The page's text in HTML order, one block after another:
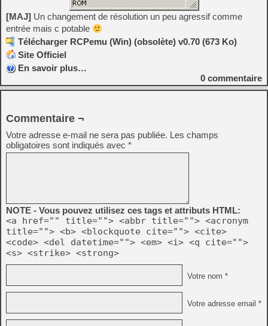
[MAJ] Un changement de résolution un peu agressif comme
entrée mais c potable
Télécharger RCPemu (Win) (obsolète) v0.70 (673 Ko)
Site Officiel
En savoir plus…
0 commentaire
Commentaire ¬
Votre adresse e-mail ne sera pas publiée. Les champs
obligatoires sont indiqués avec *
NOTE - Vous pouvez utilisez ces tags et attributs HTML:
<a href="" title=""> <abbr title=""> <acronym
title=""> <b> <blockquote cite=""> <cite>
<code> <del datetime=""> <em> <i> <q cite="">
<s> <strike> <strong>
Votre nom *
Votre adresse email *